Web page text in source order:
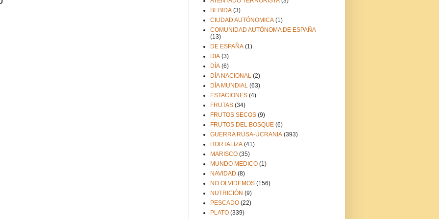
BEBIDA (3)
CIUDAD AUTÓNOMICA (1)
COMUNIDAD AUTÓNOMA DE ESPAÑA
(13)
DE ESPAÑA (1)
DIA (3)
DÍA (6)
DÍA NACIONAL (2)
DÍA MUNDIAL (63)
ESTACIONES (4)
FRUTAS (34)
FRUTOS SECOS (9)
FRUTOS DEL BOSQUE (6)
GUERRA RUSA-UCRANIA (393)
HORTALIZA (41)
MARISCO (35)
MUNDO MEDICO (1)
NAVIDAD (8)
NO OLVIDEMOS (156)
NUTRICIÓN (9)
PESCADO (22)
PLATO (339)